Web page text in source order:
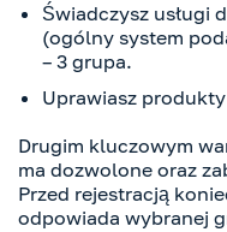
Świadczysz usługi
(ogólny system
– 3 grupa.
Uprawiasz
Drugim kluczowym
ma dozwolone oraz
Przed rejestracją
odpowiada wybranej